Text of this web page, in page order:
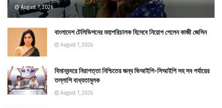
August 7, 2026
বাংলাদেশ টেলিভিশনের মহাপরিচালক হিসেবে নিয়োগ পেলেন কাজী জেসিন
August 7, 2026
বিমানবন্দরে নিরাপত্তা নিশ্চিতের জন্য ভিআইপি-সিআইপি সহ সব পর্যায়ের
তল্লাশি বাধ্যতামূলক
August 7, 2026